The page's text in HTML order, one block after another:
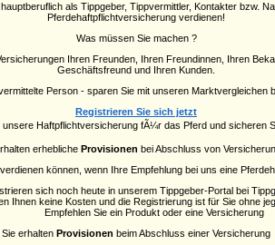
als Tippgeber, Tippvermittler, Kontakter bzw.
Pferdehaftpflichtversicherung verdienen!
Was müssen Sie machen ?
Ihren Freunden, Ihren Freundinnen, Ihren
Geschäftsfreund und Ihren Kunden.
Person - sparen Sie mit unseren Marktvergleichen
Registrieren Sie sich jetzt
unsere Haftpflichtversicherung fÃ¼r das Pferd und sicheren
erhebliche Provisionen bei Abschluss von
können, wenn Ihre Empfehlung bei uns eine
sich noch heute in unserem Tippgeber-Portal bei
Ihnen keine Kosten und die Registrierung ist für Sie ohne
Empfehlen Sie ein Produkt oder eine Versicherung
Sie erhalten Provisionen beim Abschluss einer Versicherung